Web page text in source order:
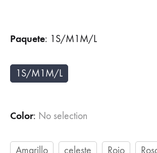
Paquete: 1S/M1M/L
1S/M1M/L
Color: No selection
Amarillo celeste Rojo